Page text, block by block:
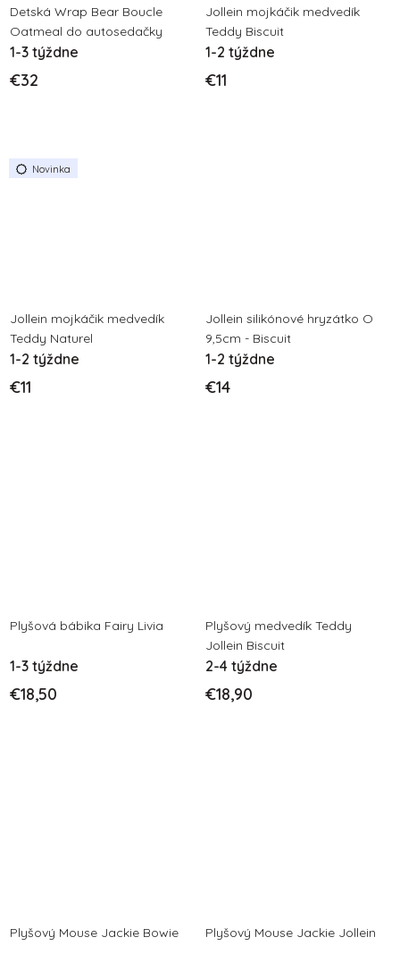
Detská Wrap Bear Boucle
Oatmeal do autosedačky
1-3 týždne
€32
Jollein mojkáčik medvedík
Teddy Biscuit
1-2 týždne
€11
Novinka
Jollein mojkáčik medvedík
Teddy Naturel
1-2 týždne
€11
Jollein silikónové hryzátko O
9,5cm - Biscuit
1-2 týždne
€14
Plyšová bábika Fairy Livia
1-3 týždne
€18,50
Plyšový medvedík Teddy
Jollein Biscuit
2-4 týždne
€18,90
Plyšový Mouse Jackie Bowie Plyšový Mouse Jackie Jollein